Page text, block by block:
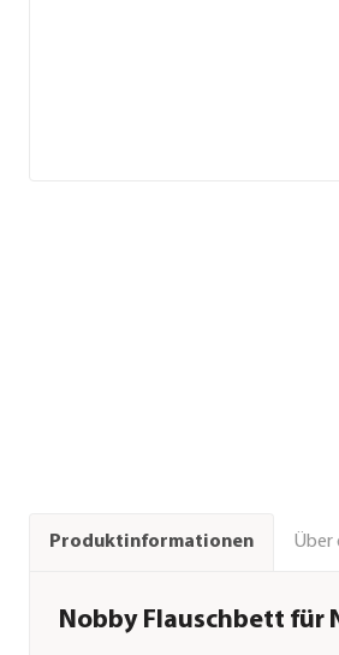
Produktinformationen Über
Nobby Flauschbett für